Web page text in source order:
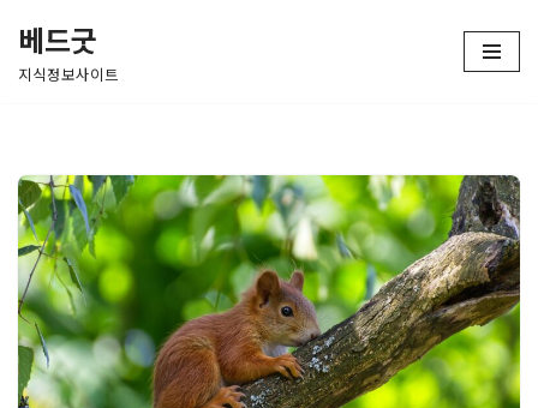
콘
건
너
뛰
기
베드굿
지식정보사이트